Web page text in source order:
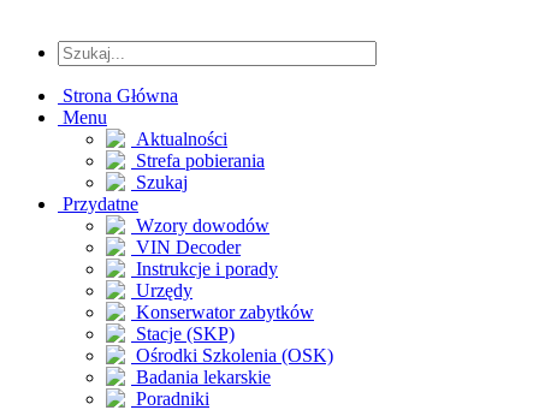
Strona Główna
Menu
Aktualności
Strefa pobierania
Szukaj
Przydatne
Wzory dowodów
VIN Decoder
Instrukcje i porady
Urzędy
Konserwator zabytków
Stacje (SKP)
Ośrodki Szkolenia (OSK)
Badania lekarskie
Poradniki